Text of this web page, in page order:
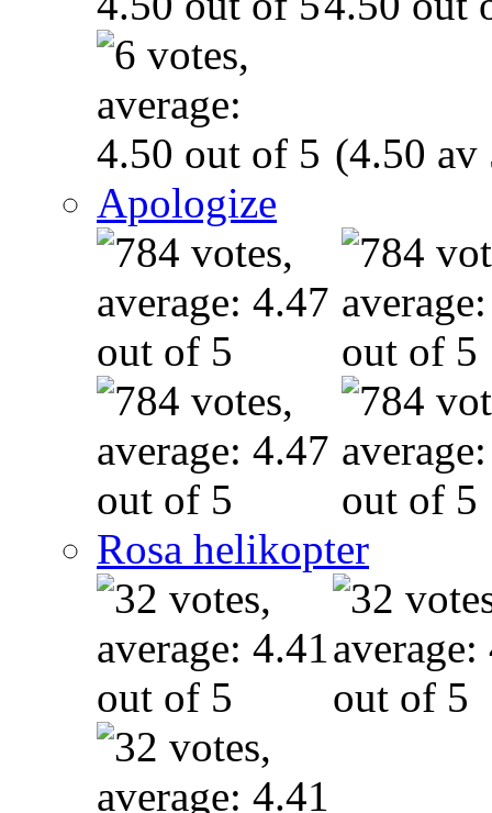
(4.50 av
Apologize
Rosa helikopter